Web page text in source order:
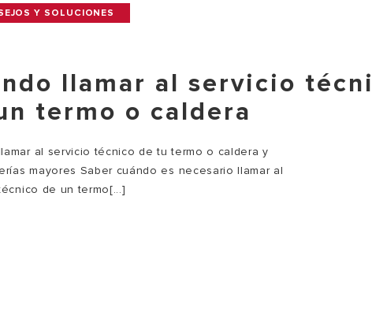
Y SOLUCIONES
llamar al servicio
termo o caldera
al servicio técnico de tu termo o caldera y
mayores Saber cuándo es necesario llamar al
de un termo[...]